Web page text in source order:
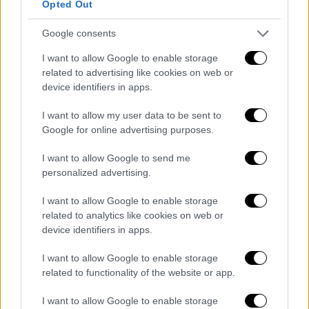
Opted Out
Google consents
I want to allow Google to enable storage
related to advertising like cookies on web or
device identifiers in apps.
I want to allow my user data to be sent to
Google for online advertising purposes.
I want to allow Google to send me
personalized advertising.
I want to allow Google to enable storage
related to analytics like cookies on web or
device identifiers in apps.
I want to allow Google to enable storage
related to functionality of the website or app.
I want to allow Google to enable storage
Η έκταση τωνεγκαυμάτωνήταν τέτοια που
οι γιατροί αναγκάστηκαν να
αφαιρέσουν
ολόκληρα κομμάτιααπό το κεφάλι, την
πλάτη, τα χέρια, τον κορμό και τα πόδια της,
αφήνοντας τα εκτεθειμένα άκρα της σε
ανάγκη για πολυάριθμα δερματικά
μοσχεύματα.
«Υπάρχουν πολλές φορές που το μυαλό μου
γυρίζει πίσω εκεί. Ακόμα και τώρα, πονάει
πολύ. Ελπίζω μόνο η αδερφή μου και ο
μπαμπάς μου να μπορούν να με δουν τώρα
και να καταλάβουν τι έχω περάσει»,
Η προσπάθεια για επιστροφή στην
παλιά ζωή